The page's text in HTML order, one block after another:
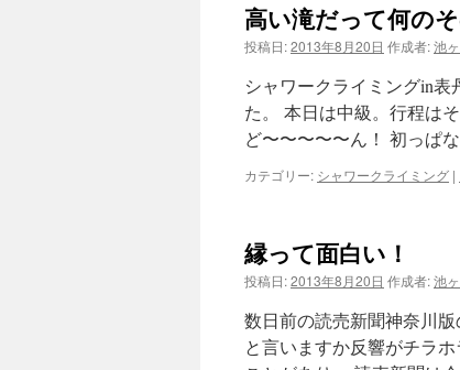
ン
プ
高い滝だって何のそ
投稿日:2013年8月20日 作成者:池
シャワークライミングin
た。 本日は中級。行程は
ど〜〜〜〜〜ん！ 初っぱ
カテゴリー: シャワークライミング |
縁って面白い！
投稿日:2013年8月20日 作成者:池
数日前の読売新聞神奈川
と言いますか反響がチラ